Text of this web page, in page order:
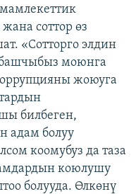
соттор өз
«Сотторго элдин
моюнга
жоюуга
билбеген,
адам болуу
коомубуз да таза
коюлушу
болууда. Өлкөнү